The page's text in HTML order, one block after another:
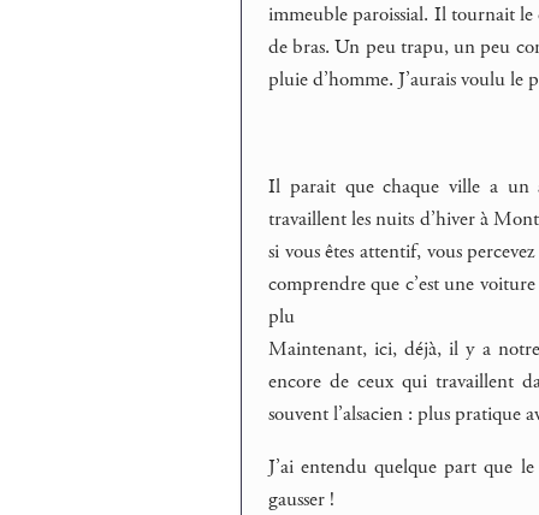
immeuble paroissial. Il tournait le
de bras. Un peu trapu, un peu
pluie d’homme. J’aurais voulu le
Il parait que chaque ville a un
travaillent les nuits d’hiver à
si vous êtes attentif, vous
comprendre que c’est une
plu
Maintenant, ici, déjà, il y a
encore de ceux qui travaillent
souvent l’alsacien : plus pratique
J’ai entendu quelque part que
gausser !